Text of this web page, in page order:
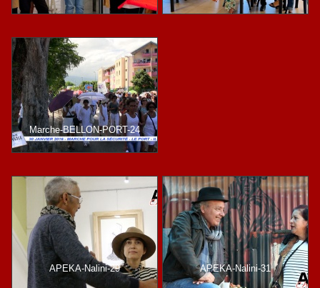
Marche-BELLON-PORT-24
APEKA-Nalini-29 APEKA-Nalini-31